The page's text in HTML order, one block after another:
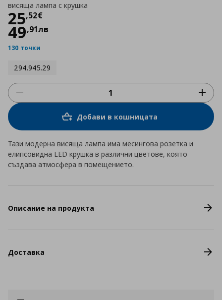
висяща лампа с крушка
25,52€
Цена
49,91лв
130 точки
294.945.29
Добави в кошницата
Тази модерна висяща лампа има месингова розетка и
елипсовидна LED крушка в различни цветове, която
създава атмосфера в помещението.
Описание на продукта
Доставка